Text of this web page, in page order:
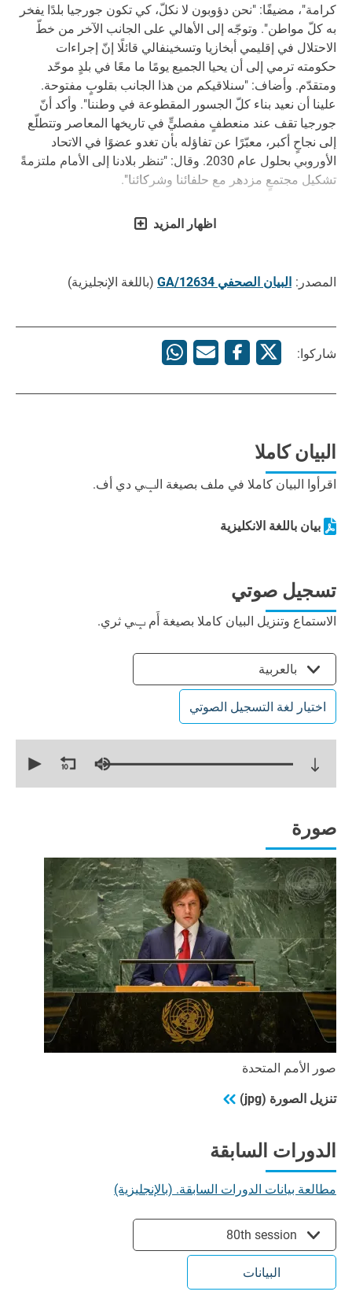
كرامة"، مضيفًا: "نحن دؤوبون لا نكلّ، كي تكون جورجيا بلدًا يفخر
به كلّ مواطن". وتوجّه إلى الأهالي على الجانب الآخر من خطّ
الاحتلال في إقليمي أبخازيا وتسخينفالي قائلًا إنّ إجراءات
حكومته ترمي إلى أن يحيا الجميع يومًا ما معًا في بلدٍ موحّد
ومتقدّم. وأضاف: "سنلاقيكم من هذا الجانب بقلوبٍ مفتوحة.
علينا أن نعيد بناء كلّ الجسور المقطوعة في وطننا". وأكد أنّ
جورجيا تقف عند منعطفٍ مفصليٍّ في تاريخها المعاصر وتتطلّع
إلى نجاحٍ أكبر، معبّرًا عن تفاؤله بأن تغدو عضوًا في الاتحاد
الأوروبي بحلول عام 2030. وقال: "تنظر بلادنا إلى الأمام ملتزمةً
تشكيل مجتمعٍ مزدهر مع حلفائنا وشركائنا".
اظهار المزيد
المصدر: البيان الصحفي GA/12634 (باللغة الإنجليزية)
شاركوا:
البيان كاملا
اقرأوا البيان كاملا في ملف بصيغة الݒي دي أف.
بيان باللغة الانكليزية
تسجيل صوتي
الاستماع وتنزيل البيان كاملا بصيغة أَم ݒي ثري.
بالعربية
اختيار لغة التسجيل الصوتي
seconds
صورة
صور الأمم المتحدة
تنزيل الصورة (jpg)
الدورات السابقة
مطالعة بيانات الدورات السابقة. (بالإنجليزية)
80th session
البيانات